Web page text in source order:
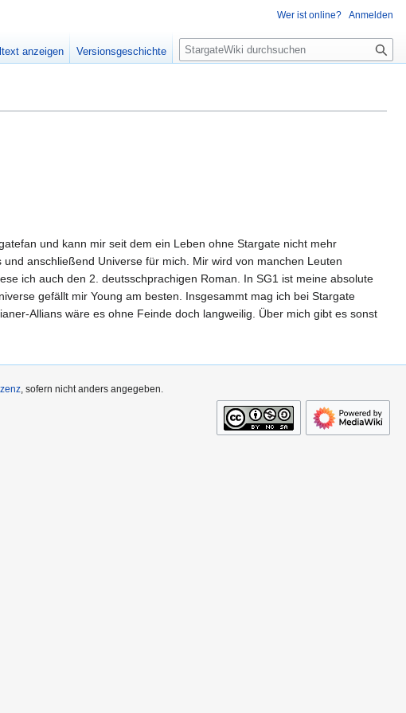
und kann mir seit dem ein Leben ohne Stargate nicht mehr
anschließend Universe für mich. Mir wird von manchen Leuten
ich auch den 2. deutsschprachigen Roman. In SG1 ist meine absolute
gefällt mir Young am besten. Insgesammt mag ich bei Stargate
Allians wäre es ohne Feinde doch langweilig. Über mich gibt es sonst
Wer ist online? Anmelden
anzeigen Versionsgeschichte
S
u
e
, sofern nicht anders angegeben.